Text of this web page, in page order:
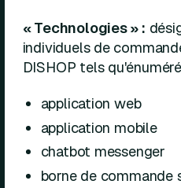
« Technologies » :
individuels de
DISHOP tels
application web
application mobile
chatbot messenger
borne de commande